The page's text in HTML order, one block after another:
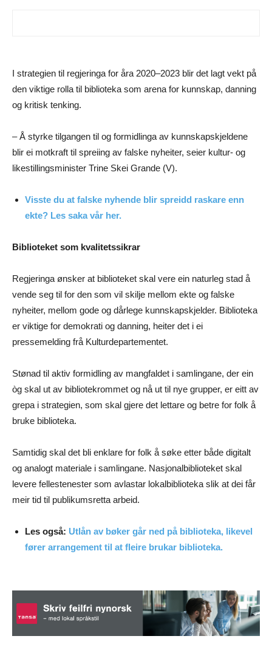
I strategien til regjeringa for åra 2020–2023 blir det lagt vekt på
den viktige rolla til biblioteka som arena for kunnskap, danning
og kritisk tenking.
– Å styrke tilgangen til og formidlinga av kunnskapskjeldene
blir ei motkraft til spreiing av falske nyheiter, seier kultur- og
likestillingsminister Trine Skei Grande (V).
Visste du at falske nyhende blir spreidd raskare enn
ekte? Les saka vår her.
Biblioteket som kvalitetssikrar
Regjeringa ønsker at biblioteket skal vere ein naturleg stad å
vende seg til for den som vil skilje mellom ekte og falske
nyheiter, mellom gode og dårlege kunnskapskjelder. Biblioteka
er viktige for demokrati og danning, heiter det i ei
pressemelding frå Kulturdepartementet.
Stønad til aktiv formidling av mangfaldet i samlingane, der ein
òg skal ut av bibliotekrommet og nå ut til nye grupper, er eitt av
grepa i strategien, som skal gjere det lettare og betre for folk å
bruke biblioteka.
Samtidig skal det bli enklare for folk å søke etter både digitalt
og analogt materiale i samlingane. Nasjonalbiblioteket skal
levere fellestenester som avlastar lokalbiblioteka slik at dei får
meir tid til publikumsretta arbeid.
Les også: Utlån av bøker går ned på biblioteka, likevel
fører arrangement til at fleire brukar biblioteka.